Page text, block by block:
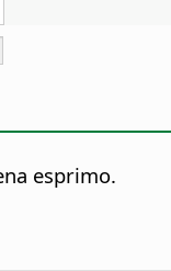
esprimo.